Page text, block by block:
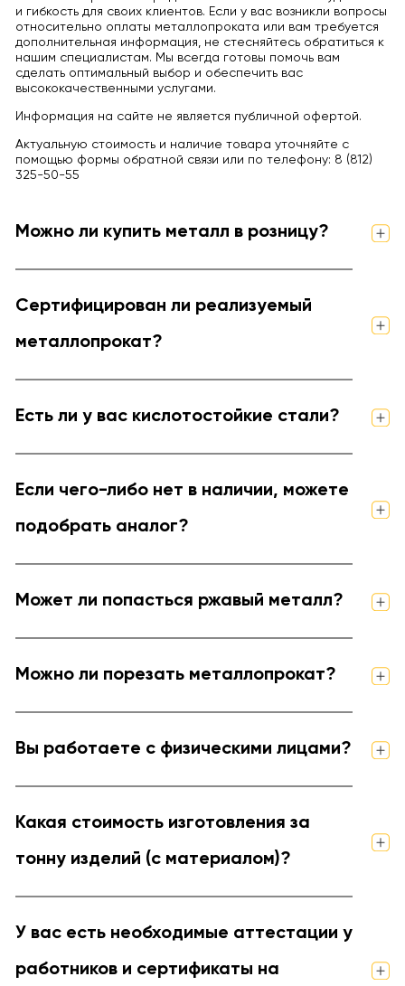
и гибкость для своих клиентов. Если у вас возникли вопросы
относительно оплаты металлопроката или вам требуется
дополнительная информация, не стесняйтесь обратиться к
нашим специалистам. Мы всегда готовы помочь вам
сделать оптимальный выбор и обеспечить вас
высококачественными услугами.
Информация на сайте не является публичной офертой.
Актуальную стоимость и наличие товара уточняйте с
помощью формы обратной связи или по телефону: 8 (812)
325-50-55
Можно ли купить металл в розницу?
Сертифицирован ли реализуемый
металлопрокат?
Есть ли у вас кислотостойкие стали?
Если чего-либо нет в наличии, можете
подобрать аналог?
Может ли попасться ржавый металл?
Можно ли порезать металлопрокат?
Вы работаете с физическими лицами?
Какая стоимость изготовления за
тонну изделий (с материалом)?
У вас есть необходимые аттестации у
работников и сертификаты на